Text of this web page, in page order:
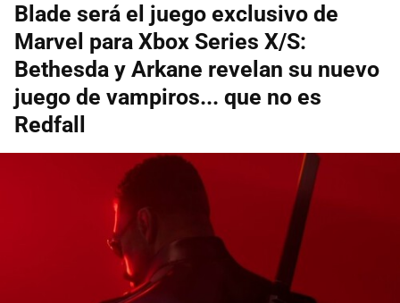
Blade será el juego exclusivo de
Marvel para Xbox Series X/S:
Bethesda y Arkane revelan su nuevo
juego de vampiros... que no es
Redfall